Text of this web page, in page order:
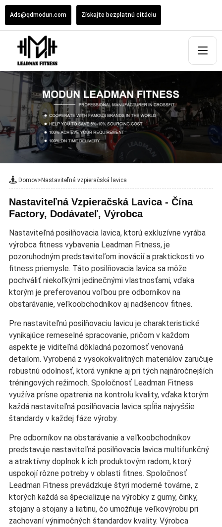
Ads@qdmodun.com Získajte bezplatnú citáciu
Domov>Nastaviteľná vzpieračská lavica
Nastaviteľná Vzpieračská Lavica - Čína
Factory, Dodávateľ, Výrobca
Nastaviteľná posilňovacia lavica, ktorú exkluzívne vyrába
výrobca fitness vybavenia Leadman Fitness, je
pozoruhodným predstaviteľom inovácií a praktickosti vo
fitness priemysle. Táto posilňovacia lavica sa môže
pochváliť niekoľkými jedinečnými vlastnosťami, vďaka
ktorým je preferovanou voľbou pre odborníkov na
obstarávanie, veľkoobchodníkov aj nadšencov fitnes.
Pre nastaviteľnú posilňovaciu lavicu je charakteristické
vynikajúce remeselné spracovanie, pričom v každom
aspekte je viditeľná dôkladná pozornosť venovaná
detailom. Vyrobená z vysokokvalitných materiálov zaručuje
robustnú odolnosť, ktorá vynikne aj pri tých najnáročnejších
tréningových režimoch. Spoločnosť Leadman Fitness
využíva prísne opatrenia na kontrolu kvality, vďaka ktorým
každá nastaviteľná posilňovacia lavica spĺňa najvyššie
štandardy v každej fáze výroby.
Pre odborníkov na obstarávanie a veľkoobchodníkov
predstavuje nastaviteľná posilňovacia lavica multifunkčný
a atraktívny doplnok k ich produktovým radom, ktorý
uspokojí rôzne potreby v oblasti fitnes. Spoločnosť
Leadman Fitness prevádzkuje štyri moderné továrne, z
ktorých každá sa špecializuje na výrobky z gumy, činky,
stojany a stojany a liatinu, čo umožňuje veľkovýrobu pri
zachovaní výnimočných štandardov kvality. Výrobca